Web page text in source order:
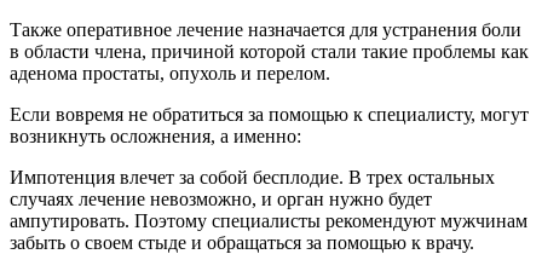
Также оперативное лечение назначается для устранения боли
в области члена, причиной которой стали такие проблемы как
аденома простаты, опухоль и перелом.
Если вовремя не обратиться за помощью к специалисту, могут
возникнуть осложнения, а именно:
Импотенция влечет за собой бесплодие. В трех остальных
случаях лечение невозможно, и орган нужно будет
ампутировать. Поэтому специалисты рекомендуют мужчинам
забыть о своем стыде и обращаться за помощью к врачу.